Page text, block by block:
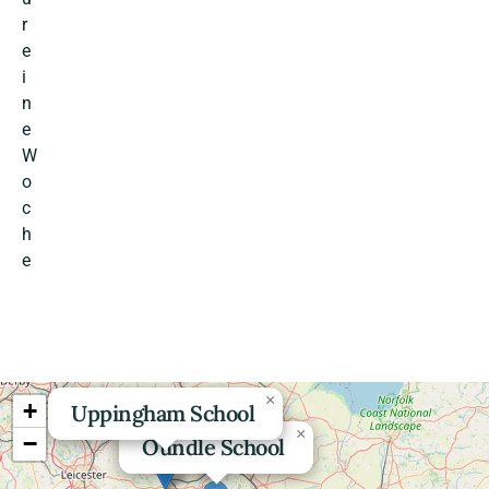
r
e
i
n
e
W
o
c
h
e
Oundle School ×
Uppingham School ×
+
−